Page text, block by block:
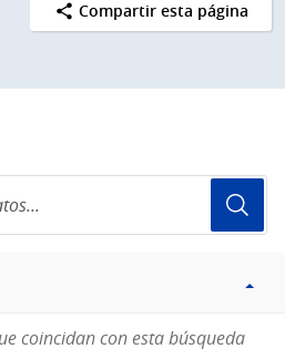
Compartir esta página
coincidan con esta búsqueda